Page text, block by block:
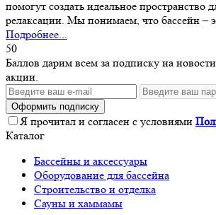
помогут создать идеальное пространство
релаксации. Мы понимаем, что бассейн –
Подробнее...
50
Баллов дарим всем за подписку на
акции.
Оформить подписку
Я прочитал и согласен с условиями
Каталог
Бассейны и аксессуары
Оборудование для бассейна
Строительство и отделка
Сауны и хаммамы